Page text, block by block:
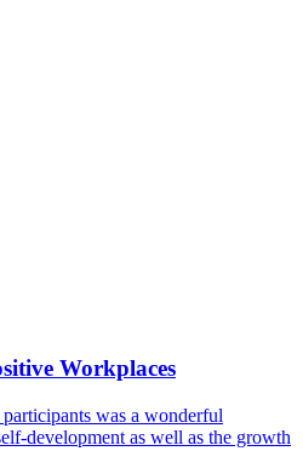
Workplaces
was a wonderful
development as well as the growth